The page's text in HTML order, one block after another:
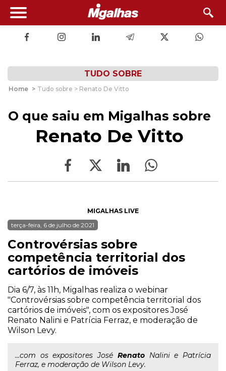
TUDO SOBRE
Home > Tudo sobre > Renato De Vitto
O que saiu em Migalhas sobre
Renato De Vitto
MIGALHAS LIVE
terça-feira, 6 de julho de 2021
Controvérsias sobre
competência territorial dos
cartórios de imóveis
Dia 6/7, às 11h, Migalhas realiza o webinar
"Controvérsias sobre competência territorial dos
cartórios de imóveis", com os expositores José
Renato Nalini e Patrícia Ferraz, e moderação de
Wilson Levy.
...com os expositores José RenatoNalini e Patrícia
Ferraz, e moderação de Wilson Levy.